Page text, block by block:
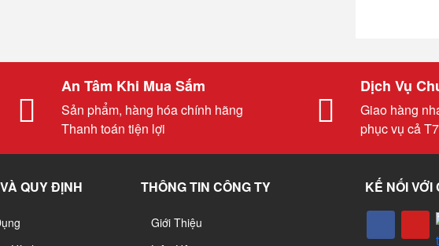
An Tâm Khi Mua Sắm
Sản phẩm, hàng hóa chính hãng
Thanh toán tiện lợi
Dịch Vụ
Giao hàng
phục vụ cả
QUY ĐỊNH THÔNG TIN CÔNG TY
Giới Thiệu
KẾ NỐI VỚI